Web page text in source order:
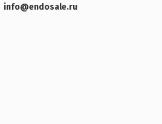
info@endosale.ru